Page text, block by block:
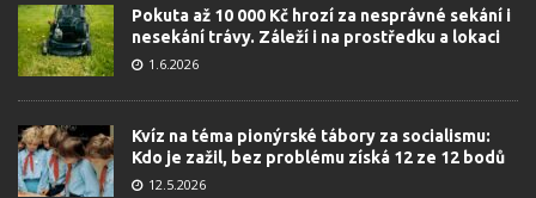
Pokuta až 10 000 Kč hrozí za nesprávné sekání i
nesekání trávy. Záleží i na prostředku a lokaci
1.6.2026
Kvíz na téma pionýrské tábory za socialismu:
Kdo je zažil, bez problému získá 12 ze 12 bodů
12.5.2026